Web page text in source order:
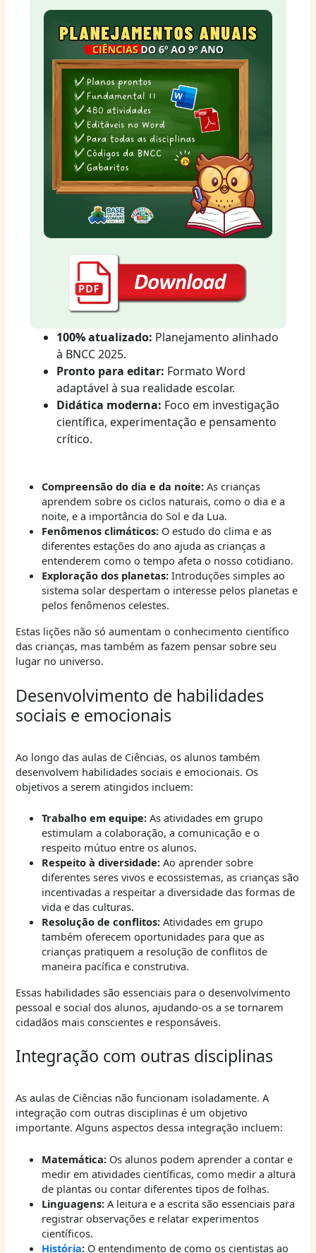
100% atualizado: Planejamento alinhado
à BNCC 2025.
Pronto para editar: Formato Word
adaptável à sua realidade escolar.
Didática moderna: Foco em investigação
científica, experimentação e pensamento
crítico.
Compreensão do dia e da noite:As crianças
aprendem sobre os ciclos naturais, como o dia e a
noite, e a importância do Sol e da Lua.
Fenômenos climáticos:O estudo do clima e as
diferentes estações do ano ajuda as crianças a
entenderem como o tempo afeta o nosso cotidiano.
Exploração dos planetas:Introduções simples ao
sistema solar despertam o interesse pelos planetas e
pelos fenômenos celestes.
Estas lições não só aumentam o conhecimento científico
das crianças, mas também as fazem pensar sobre seu
lugar no universo.
Desenvolvimento de habilidades
sociais e emocionais
Ao longo das aulas de Ciências, os alunos também
desenvolvem habilidades sociais e emocionais. Os
objetivos a serem atingidos incluem:
Trabalho em equipe:As atividades em grupo
estimulam a colaboração, a comunicação e o
respeito mútuo entre os alunos.
Respeito à diversidade:Ao aprender sobre
diferentes seres vivos e ecossistemas, as crianças são
incentivadas a respeitar a diversidade das formas de
vida e das culturas.
Resolução de conflitos:Atividades em grupo
também oferecem oportunidades para que as
crianças pratiquem a resolução de conflitos de
maneira pacífica e construtiva.
Essas habilidades são essenciais para o desenvolvimento
pessoal e social dos alunos, ajudando-os a se tornarem
cidadãos mais conscientes e responsáveis.
Integração com outras disciplinas
As aulas de Ciências não funcionam isoladamente. A
integração com outras disciplinas é um objetivo
importante. Alguns aspectos dessa integração incluem:
Matemática:Os alunos podem aprender a contar e
medir em atividades científicas, como medir a altura
de plantas ou contar diferentes tipos de folhas.
Linguagens:A leitura e a escrita são essenciais para
registrar observações e relatar experimentos
científicos.
História:O entendimento de como os cientistas ao